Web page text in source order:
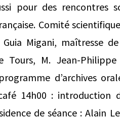
pour des rencontres
Comité scientifique
Migani, maîtresse
M. Jean-Philippe
d’archives
14h00 : introduction
de séance : Alain